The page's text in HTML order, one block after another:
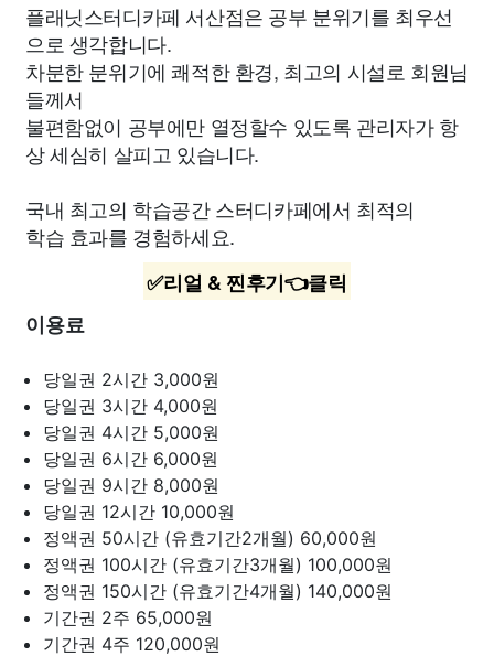
플래닛스터디카페 서산점은 공부 분위기를 최우선
으로 생각합니다.
차분한 분위기에 쾌적한 환경, 최고의 시설로 회원님
들께서
불편함없이 공부에만 열정할수 있도록 관리자가 항
상 세심히 살피고 있습니다.
국내 최고의 학습공간 스터디카페에서 최적의
학습 효과를 경험하세요.
✅리얼 & 찐후기👈클릭
이용료
당일권 2시간 3,000원
당일권 3시간 4,000원
당일권 4시간 5,000원
당일권 6시간 6,000원
당일권 9시간 8,000원
당일권 12시간 10,000원
정액권 50시간 (유효기간2개월) 60,000원
정액권 100시간 (유효기간3개월) 100,000원
정액권 150시간 (유효기간4개월) 140,000원
기간권 2주 65,000원
기간권 4주 120,000원